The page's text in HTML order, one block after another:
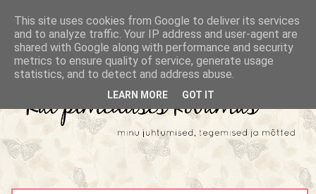
This site uses cookies from Google to deliver its services
and to analyze traffic. Your IP address and user-agent are
shared with Google along with performance and security
metrics to ensure quality of service, generate usage
statistics, and to detect and address abuse.
LEARN MORE GOT IT